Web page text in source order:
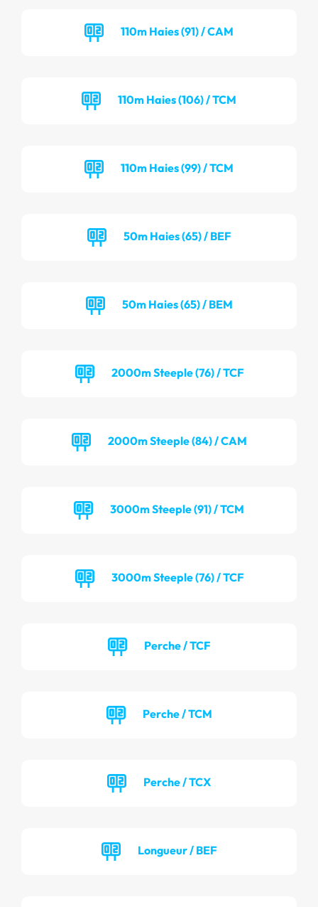
110m Haies (91) / CAM
110m Haies (106) / TCM
110m Haies (99) / TCM
50m Haies (65) / BEF
50m Haies (65) / BEM
2000m Steeple (76) / TCF
2000m Steeple (84) / CAM
3000m Steeple (91) / TCM
3000m Steeple (76) / TCF
Perche / TCF
Perche / TCM
Perche / TCX
Longueur / BEF